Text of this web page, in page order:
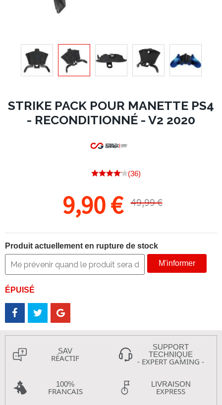
STRIKE PACK POUR MANETTE PS4
- RECONDITIONNÉ - V2 2020
(36)
9,90 € 49,99 €
Produit actuellement en rupture de stock
M'informer
ÉPUISÉ
SAV
RÉACTIF
SUPPORT
TECHNIQUE
- EXPERT GAMING -
100%
FRANCAIS
LIVRAISON
EXPRESS